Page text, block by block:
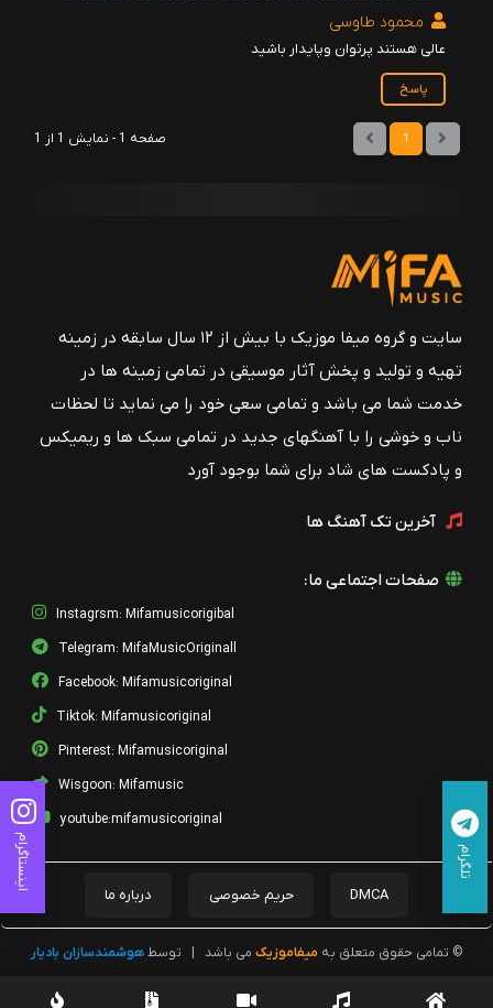
محمود طاوسی
عالی هستند پرتوان وپایدار باشید
پاسخ
1 صفحه 1 - نمایش 1 از 1
سایت و گروه میفا موزیک با بیش از ۱۲ سال سابقه در زمینه
تهیه و تولید و پخش آثار موسیقی در تمامی زمینه ها در
خدمت شما می باشد و تمامی سعی خود را می نماید تا لحظات
ناب و خوشی را با آهنگهای جدید در تمامی سبک ها و ریمیکس
و پادکست های شاد برای شما بوجود آورد
آخرین تک آهنگ ها
صفحات اجتماعی ما:
Instagrsm: Mifamusicorigibal
Telegram: MifaMusicOriginall
Facebook: Mifamusicoriginal
Tiktok: Mifamusicoriginal
Pinterest: Mifamusicoriginal
Wisgoon: Mifamusic
youtube:mifamusicoriginal
DMCA حریم خصوصی درباره ما
© تمامی حقوق متعلق به میفاموزیک می باشد توسطهوشمندسازان بادیار
اینستاگرام تلگرام